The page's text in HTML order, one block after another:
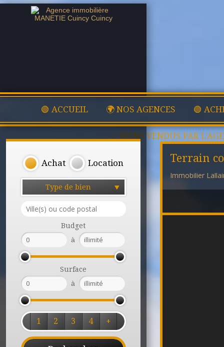
🟢 ACCUEIL 🌍 NOS AGENCES 🟢
✅ BIENS VENDUS PAR
Achat Location
Type de bien
Budget
à
Surface
à
1 2 3 4 +
Terrain
Immobilier